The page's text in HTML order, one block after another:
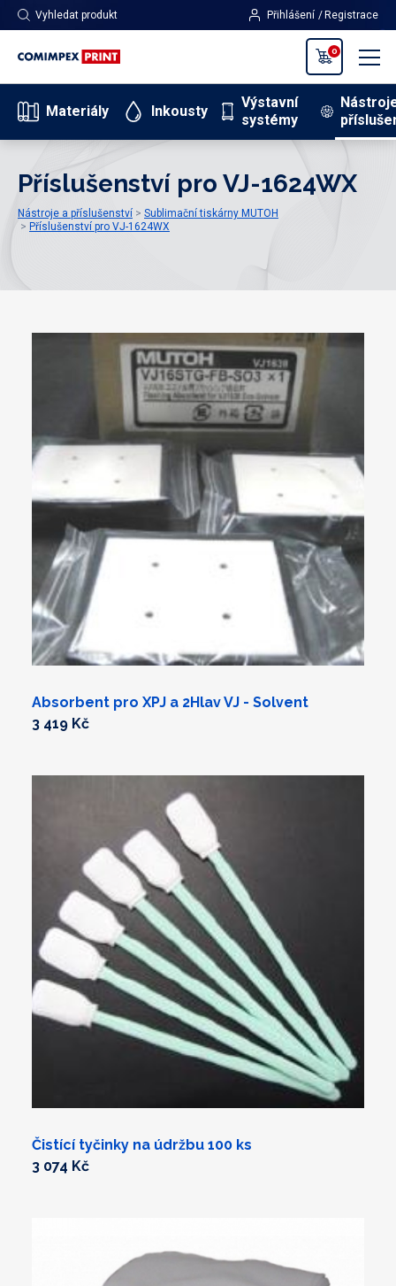
Vyhledat produkt Přihlášení Registrace
0
Materiály Inkousty
Výstavní
systémy
Příslušenství pro VJ-1624WX
Nástroje a příslušenství
Sublimační tiskárny MUTOH
Příslušenství pro VJ-1624WX
Absorbent pro XPJ a 2Hlav VJ - Solvent
3 419 Kč
Čistící tyčinky na údržbu 100 ks
3 074 Kč